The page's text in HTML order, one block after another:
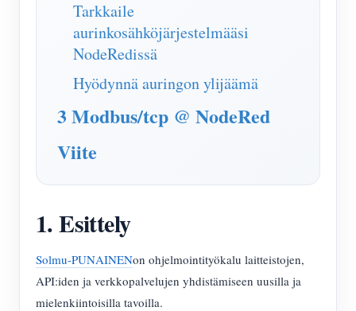
IAMMETER Simulaattori
Virtuaalimittari
Aurinkosähköjärjestelmän energianäyttö
Sähkönkulutuksen seuranta
Kodin automatisointi
Tehdasenergian valvonta
Asiakirja
Opetusvideo
FAQ
Kehittäjä
Tutkia
Ottaa yhteyttä
Meistä
Tarkkaile
aurinkosähköjärjestelmääsi
NodeRedissä
Hyödynnä auringon ylijäämä
3 Modbus/tcp @ NodeRed
Viite
1. Esittely
Solmu-PUNAINENon ohjelmointityökalu laitteistojen,
API:iden ja verkkopalvelujen yhdistämiseen uusilla ja
mielenkiintoisilla tavoilla.